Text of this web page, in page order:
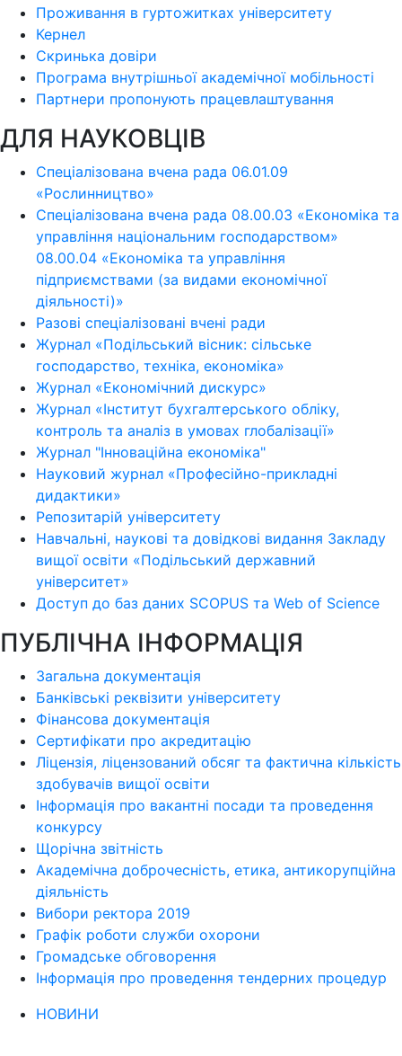
Проживання в гуртожитках університету
Кернел
Скринька довіри
Програма внутрішньої академічної мобільності
Партнери пропонують працевлаштування
ДЛЯ НАУКОВЦІВ
Спеціалізована вчена рада 06.01.09
«Рослинництво»
Спеціалізована вчена рада 08.00.03 «Економіка та
управління національним господарством»
08.00.04 «Економіка та управління
підприємствами (за видами економічної
діяльності)»
Разові спеціалізовані вчені ради
Журнал «Подільський вісник: сільське
господарство, техніка, економіка»
Журнал «Економічний дискурс»
Журнал «Інститут бухгалтерського обліку,
контроль та аналіз в умовах глобалізації»
Журнал "Інноваційна економіка"
Науковий журнал «Професійно-прикладні
дидактики»
Репозитарій університету
Навчальні, наукові та довідкові видання Закладу
вищої освіти «Подільський державний
університет»
Доступ до баз даних SCOPUS та Web of Science
ПУБЛІЧНА ІНФОРМАЦІЯ
Загальна документація
Банківські реквізити університету
Фінансова документація
Сертифікати про акредитацію
Ліцензія, ліцензований обсяг та фактична кількість
здобувачів вищої освіти
Інформація про вакантні посади та проведення
конкурсу
Щорічна звітність
Академічна доброчесність, етика, антикорупційна
діяльність
Вибори ректора 2019
Графік роботи служби охорони
Громадське обговорення
Інформація про проведення тендерних процедур
НОВИНИ